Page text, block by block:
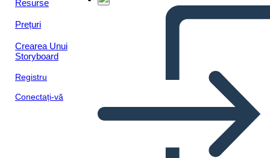
Resurse
Prețuri
Crearea Unui
Storyboard
Registru
Conectați-vă